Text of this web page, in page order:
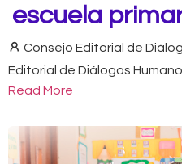
escuela
Consejo Editorial de
Editorial de Diálogos
Read More